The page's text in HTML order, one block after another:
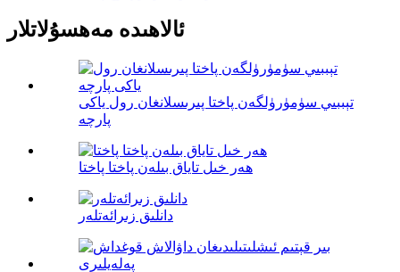
ئالاھىدە مەھسۇلاتلار
تېببىي سۈمۈرۈلگەن پاختا پىرىسلانغان رول ياكى
پارچە
ھەر خىل تاياق بىلەن پاختا پاختا
دانلىق زىرائەتلەر